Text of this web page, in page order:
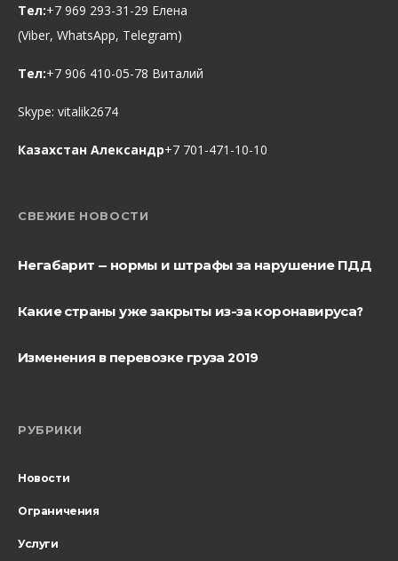
Тел:+7 969 293-31-29 Елена
(Viber, WhatsApp, Telegram)
Тел:+7 906 410-05-78 Виталий
Skype: vitalik2674
Казахстан Александр+7 701-471-10-10
СВЕЖИЕ НОВОСТИ
Негабарит — нормы и штрафы за нарушение ПДД
Какие страны уже закрыты из-за коронавируса?
Изменения в перевозке груза 2019
РУБРИКИ
Новости
Ограничения
Услуги